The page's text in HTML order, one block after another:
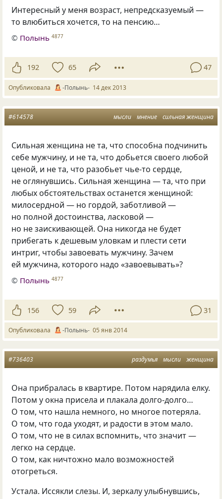
Интересный у меня возраст, непредсказуемый —
то влюбиться хочется, то на пенсию…
© Полынь 4877
192 65 47
Опубликовала -Полынь- 14 дек 2013
мысли мнение сильная женщина
#614578
Сильная женщина не та, что способна подчинить
себе мужчину, и не та, что добьется своего любой
ценой, и не та, что разобьет чье-то сердце,
не оглянувшись. Сильная женщина — та, что при
любых обстоятельствах останется женщиной:
милосердной — но гордой, заботливой —
но полной достоинства, ласковой —
но не заискивающей. Она никогда не будет
прибегать к дешевым уловкам и плести сети
интриг, чтобы завоевать мужчину. Зачем
ей мужчина, которого надо «завоевывать»?
© Полынь 4877
156 59 31
Опубликовала -Полынь- 05 янв 2014
раздумья мысли женщина
#736403
Она прибралась в квартире. Потом нарядила елку.
Потом у окна присела и плакала долго-долго…
О том, что нашла немного, но многое потеряла.
О том, что года уходят, и радости в этом мало.
О том, что не в силах вспомнить, что значит —
легко на сердце.
О том, как ничтожно мало возможностей
отогреться.
Устала. Иссякли слезы. И, зеркалу улыбнувшись,